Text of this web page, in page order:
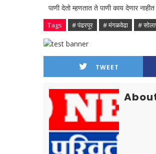
पाणी देतो म्हणतात ते पाणी काय देणार
Tags # पंढरपूर # मंगळवेढा #
TWEET